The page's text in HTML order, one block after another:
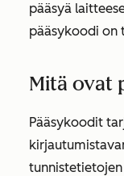
pääsyä
pääsykoodi on
Mitä ovat
Pääsykoodit